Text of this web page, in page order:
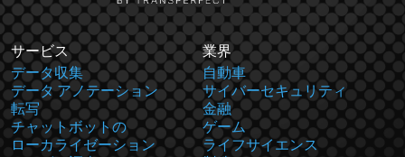
サービス
データ収集
データ アノテーション
転写
チャットボットの
ローカライゼーション
業界
自動車
サイバーセキュリティ
金融
ゲーム
ライフサイエンス